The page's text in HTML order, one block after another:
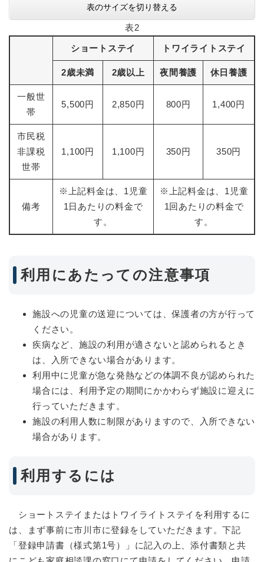
表のサイズを切り替える
表2
ショートステイ トワイライトステイ
2歳未満 2歳以上 夜間養護 休日養護
一般世
帯
5,500円 2,850円 800円 1,400円
市民税
非課税
世帯
1,100円 1,100円 350円 350円
備考
※上記料金は、1児童
1日あたりの料金で
す。
※上記料金は、1児童
1回あたりの料金で
す。
利用にあたっての注意事項
施設への児童の送迎については、保護者の方が行って
ください。
疾病など、施設の利用が適さないと認められるとき
は、入所できない場合があります。
利用中に児童が急な発熱などの体調不良が認められた
場合には、利用予定の期間にかかわらず施設に迎えに
行っていただきます。
施設の利用人数に制限がありますので、入所できない
場合があります。
利用するには
ショートステイまたはトワイライトステイを利用するに
は、まず事前に市川市に登録をしていただきます。下記
「登録申請書（様式第1号）」に記入の上、添付書類と共